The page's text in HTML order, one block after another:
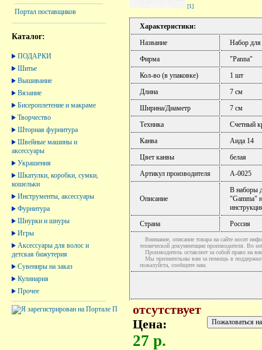
Портал поставщиков
Каталог:
ПОДАРКИ
Шитье
Вышивание
Вязание
Бисероплетение и макраме
Творчество
Шторная фурнитура
Швейные машины и
аксессуары
Украшения
Шкатулки, коробки, сумки,
кошельки
Инструменты, аксессуары
Фурнитура
Шнурки и шнуры
Игры
Аксессуары для волос и
детская бижутерия
Сувениры на заказ
Кулинария
Прочее
[1]
Характеристики:
Название
Набор
Фирма
"Panna"
Кол-во (в упаковке)
1 шт
Длина
7 см
Ширина/Диаметр
7 см
Техника
Счетный
Канва
Аида 14
Цвет канвы
белая
Артикул производителя
А-0025
Описание
В наборы
"Gamma"
Страна
Россия
Внимание, описание товара на сайте носит
технической документации производителя. Во
Производитель оставляет за собой право на
Мы признательны вам за помощь в поддержке
пожалуйста, сообщите нам.
отсутствует
Цена:
27 р.